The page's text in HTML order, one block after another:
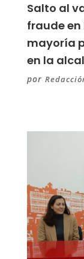
Salto al
fraude en
mayoría
en la
por